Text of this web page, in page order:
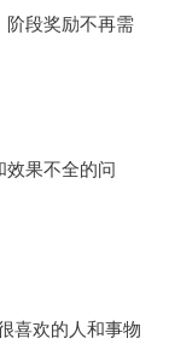
阶段奖励不再需
果不全的问
喜欢的人和事物